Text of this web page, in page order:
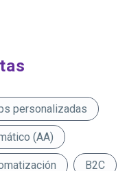
personalizadas
(AA)
B2C